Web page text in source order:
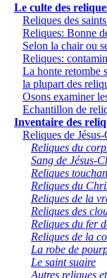
Le culte des
Reliques des
Reliques: Bonne
Selon la chair ou
Reliques:
La honte retombe
la plupart des
Osons examiner
Echantillon de
Inventaire des
Reliques de
Reliques du
Sang de Jésus-
Reliques
Reliques du
Reliques de la
Reliques des
Reliques du fer
Reliques de la
La robe de
Le saint suaire
Autres reliques